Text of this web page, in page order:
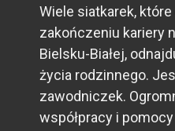
Wiele siatkarek,
zakończeniu kariery
Bielsku-Białej,
życia rodzinnego.
zawodniczek.
współpracy i